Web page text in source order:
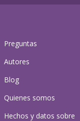
Preguntas
Autores
Blog
Quienes somos
Hechos y datos sobre